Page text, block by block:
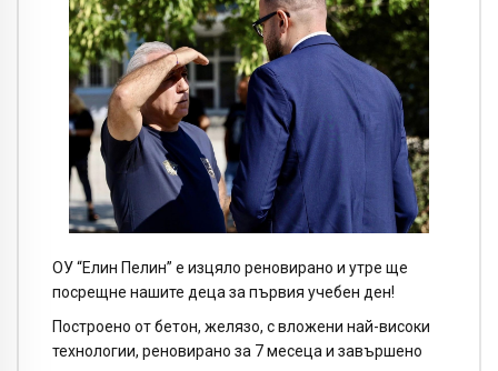
ОУ “Елин Пелин” е изцяло реновирано и утре ще
посрещне нашите деца за първия учебен ден!
Построено от бетон, желязо, с вложени най-високи
технологии, реновирано за 7 месеца и завършено